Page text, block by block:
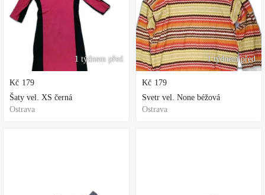
1 týdnem před
Kč 179
Šaty vel. XS černá
Ostrava
1 týdnem před
Kč 179
Svetr vel. None béžová
Ostrava